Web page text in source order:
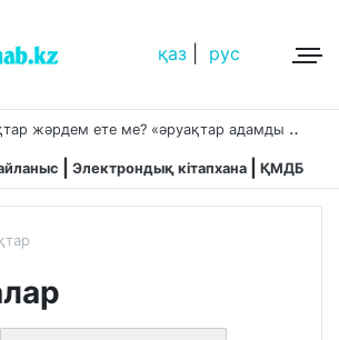
қаз рус
Ә
руақтар жәрдем ете ме? «әруақтар адамды қорғап жүреді»,-дейді сол рас па?
Электрондық кітапхана ҚМДБ